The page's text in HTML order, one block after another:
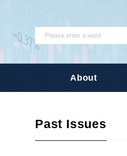
About
Past Issues